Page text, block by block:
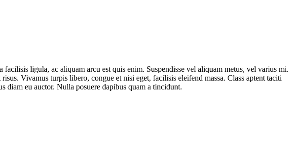
ligula, ac aliquam arcu est quis enim. Suspendisse vel aliquam metus, vel varius mi.
Vivamus turpis libero, congue et nisi eget, facilisis eleifend massa. Class aptent taciti
diam eu auctor. Nulla posuere dapibus quam a tincidunt.